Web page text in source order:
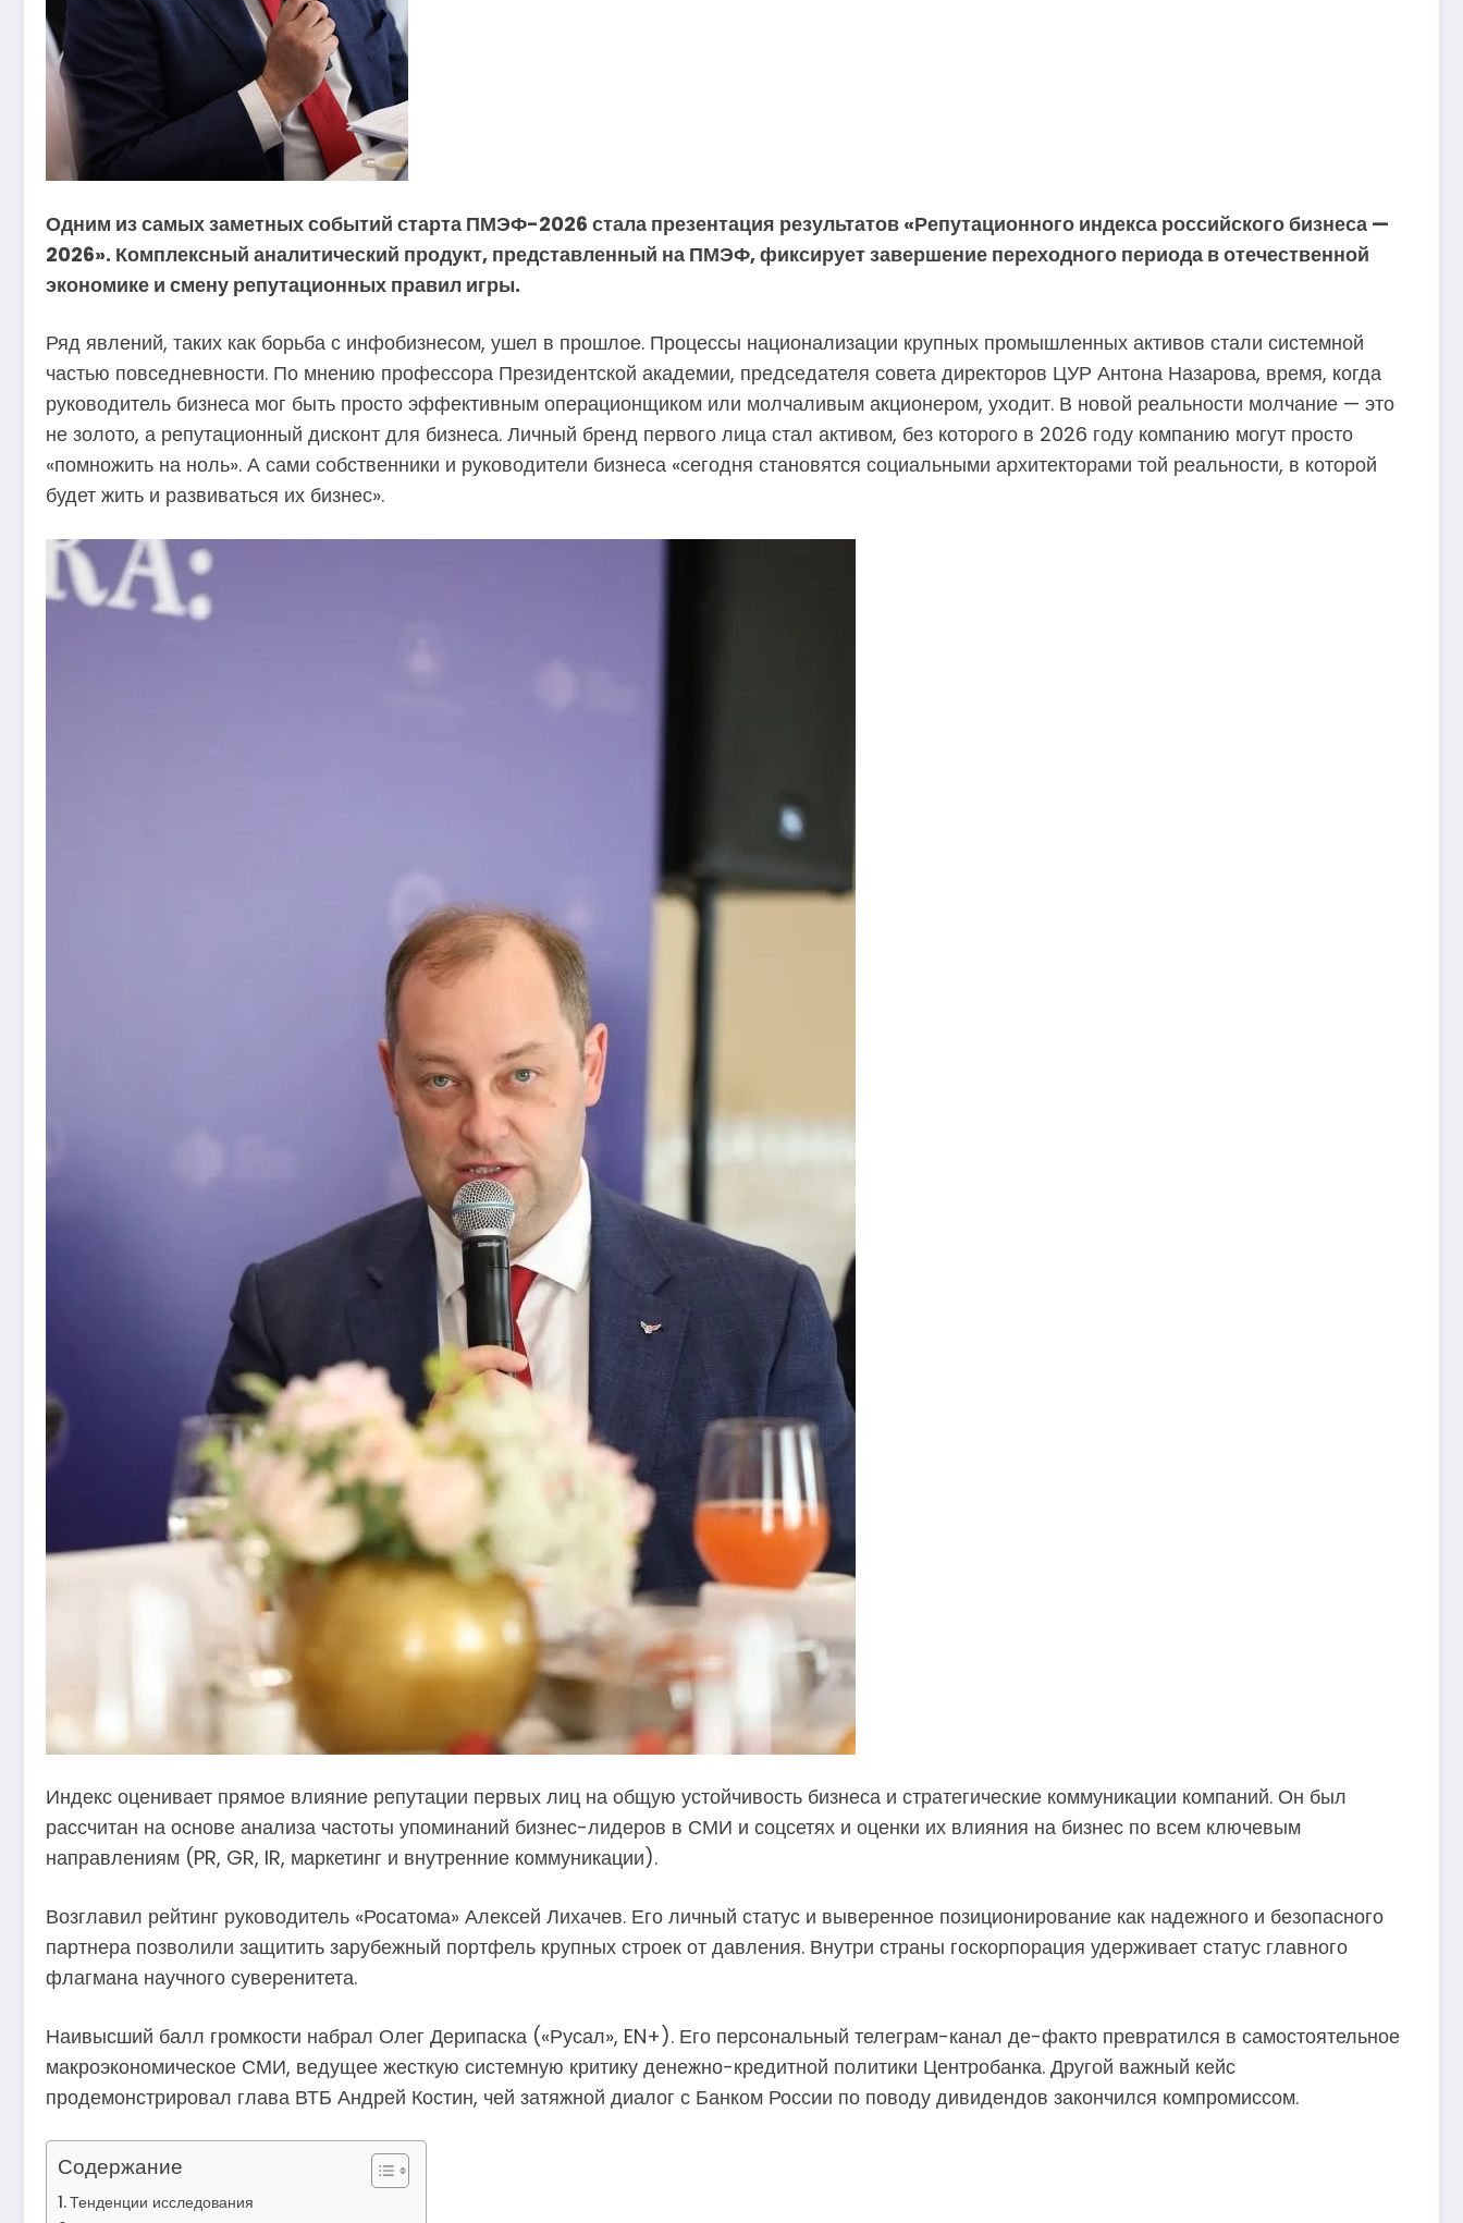
Одним из самых заметных событий старта ПМЭФ-2026 стала презентация результатов «Репутационного индекса российского бизнеса —
2026». Комплексный аналитический продукт, представленный на ПМЭФ, фиксирует завершение переходного периода в отечественной
экономике и смену репутационных правил игры.
Ряд явлений, таких как борьба с инфобизнесом, ушел в прошлое. Процессы национализации крупных промышленных активов стали системной
частью повседневности. По мнению профессора Президентской академии, председателя совета директоров ЦУР Антона Назарова, время, когда
руководитель бизнеса мог быть просто эффективным операционщиком или молчаливым акционером, уходит. В новой реальности молчание — это
не золото, а репутационный дисконт для бизнеса. Личный бренд первого лица стал активом, без которого в 2026 году компанию могут просто
«помножить на ноль». А сами собственники и руководители бизнеса «сегодня становятся социальными архитекторами той реальности, в которой
будет жить и развиваться их бизнес».
Индекс оценивает прямое влияние репутации первых лиц на общую устойчивость бизнеса и стратегические коммуникации компаний. Он был
рассчитан на основе анализа частоты упоминаний бизнес-лидеров в СМИ и соцсетях и оценки их влияния на бизнес по всем ключевым
направлениям (PR, GR, IR, маркетинг и внутренние коммуникации).
Возглавил рейтинг руководитель «Росатома» Алексей Лихачев. Его личный статус и выверенное позиционирование как надежного и безопасного
партнера позволили защитить зарубежный портфель крупных строек от давления. Внутри страны госкорпорация удерживает статус главного
флагмана научного суверенитета.
Наивысший балл громкости набрал Олег Дерипаска («Русал», EN+). Его персональный телеграм-канал де-факто превратился в самостоятельное
макроэкономическое СМИ, ведущее жесткую системную критику денежно-кредитной политики Центробанка. Другой важный кейс
продемонстрировал глава ВТБ Андрей Костин, чей затяжной диалог с Банком России по поводу дивидендов закончился компромиссом.
Содержание
Тенденции исследования